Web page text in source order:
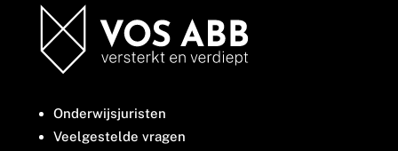
Onderwijsjuristen
Veelgestelde vragen